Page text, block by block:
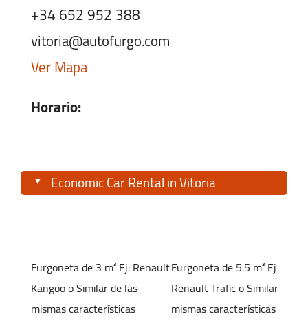
+34 652 952 388
vitoria@autofurgo.com
Ver Mapa
Horario:
Domingo:Cerrado
Economic Car Rental in Vitoria
affordable price and with a smooth booking
process. Pick up and drop off your vehicle at the
most convenient office in Álava and enjoy total
flexibility during your stay.
Furgoneta de 3 m³Ej: Renault
Kangooo Similar de las
mismas características
Furgoneta de 5.5 m³Ej:
Renault Trafico Similar de las
mismas características